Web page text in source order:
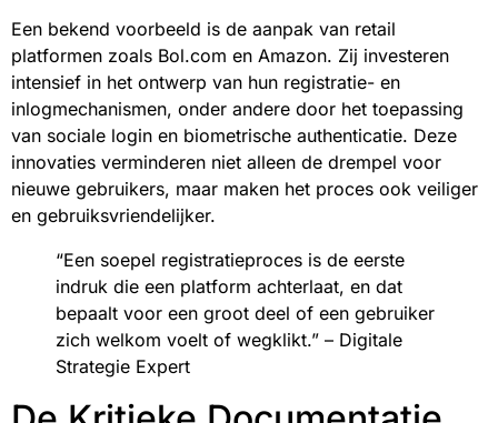
Een bekend voorbeeld is de aanpak van retail
platformen zoals Bol.com en Amazon. Zij investeren
intensief in het ontwerp van hun registratie- en
inlogmechanismen, onder andere door het toepassing
van sociale login en biometrische authenticatie. Deze
innovaties verminderen niet alleen de drempel voor
nieuwe gebruikers, maar maken het proces ook veiliger
en gebruiksvriendelijker.
“Een soepel registratieproces is de eerste
indruk die een platform achterlaat, en dat
bepaalt voor een groot deel of een gebruiker
zich welkom voelt of wegklikt.” – Digitale
Strategie Expert